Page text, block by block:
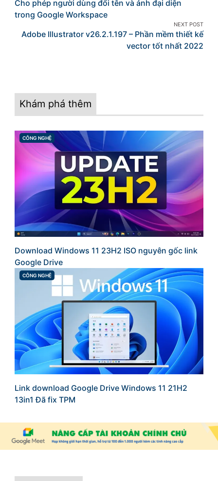
navigation
Cho phép người dùng đổi tên và ảnh đại diện
trong Google Workspace
NEXT POST
Adobe Illustrator v26.2.1.197 – Phần mềm thiết kế
vector tốt nhất 2022
Khám phá thêm
CATEGORIES
CÔNG NGHỆ
Download Windows 11 23H2 ISO nguyên gốc link
Google Drive
CATEGORIES
CÔNG NGHỆ
Link download Google Drive Windows 11 21H2
13in1 Đã fix TPM